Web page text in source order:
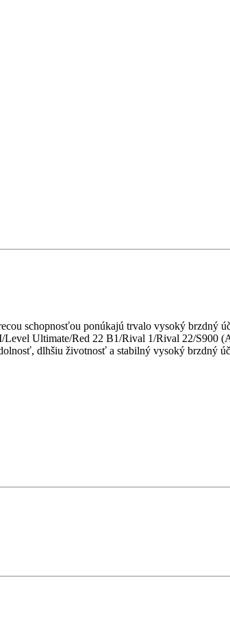
schopnosťou ponúkajú trvalo vysoký brzdný
Ultimate/Red 22 B1/Rival 1/Rival 22/S900
dlhšiu životnosť a stabilný vysoký brzdný